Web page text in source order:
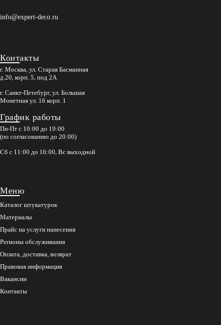
info@expert-deco.ru
Контакты
г. Москва, ул. Старая Басманная
д.20, корп. 5, под 2А
г. Санкт-Петебург, ул. Большая
Монетная ул. 16 корп. 1
График работы
Пн-Пт с 10:00 до 19:00
(по согласованию до 20:00)
Сб с 11:00 до 16:00, Вс выходной
Меню
Каталог штукатурок
Материалы
Прайс на услуги нанесения
Регионы обслуживания
Оплата, доставка, возврат
Правовая информация
Вакансии
Контакты